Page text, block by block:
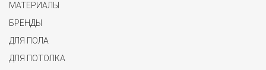
МАТЕРИАЛЫ
БРЕНДЫ
ДЛЯ ПОЛА
ДЛЯ ПОТОЛКА